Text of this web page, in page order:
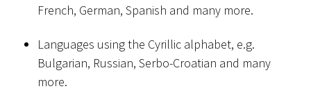
French, German, Spanish and many more.
Languages using the Cyrillic alphabet, e.g.
Bulgarian, Russian, Serbo-Croatian and many
more.